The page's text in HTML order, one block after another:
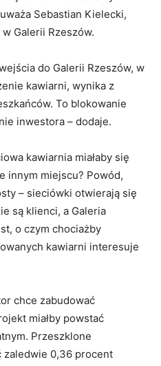
Sebastian Kielecki,
Galerii Rzeszów.
do Galerii Rzeszów, w
kawiarni, wynika z
To blokowanie
inwestora – dodaje.
kawiarnia miałaby się
innym miejscu? Powód,
– sieciówki otwierają się
są klienci, a Galeria
o czym chociażby
kawiarni interesuje
chce zabudować
miałby powstać
Przeszklone
zaledwie 0,36 procent